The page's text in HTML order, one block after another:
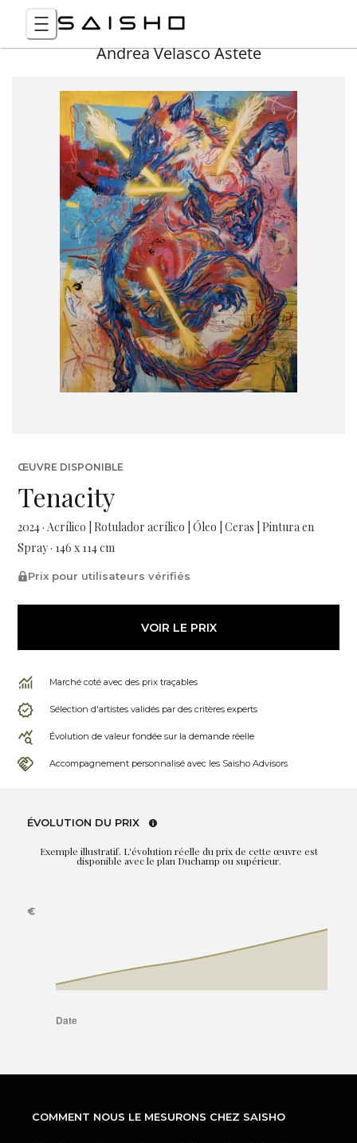
Andrea Velasco Astete
ŒUVRE DISPONIBLE
Tenacity
2024 · Acrílico | Rotulador acrílico | Óleo | Ceras | Pintura en
Spray · 146 x 114 cm
Prix pour utilisateurs vérifiés
VOIR LE PRIX
Marché coté avec des prix traçables
Sélection d'artistes validés par des critères experts
Évolution de valeur fondée sur la demande réelle
Accompagnement personnalisé avec les Saisho Advisors
ÉVOLUTION DU PRIX
Exemple illustratif. L'évolution réelle du prix de cette œuvre est
disponible avec le plan Duchamp ou supérieur.
COMMENT NOUS LE MESURONS CHEZ SAISHO